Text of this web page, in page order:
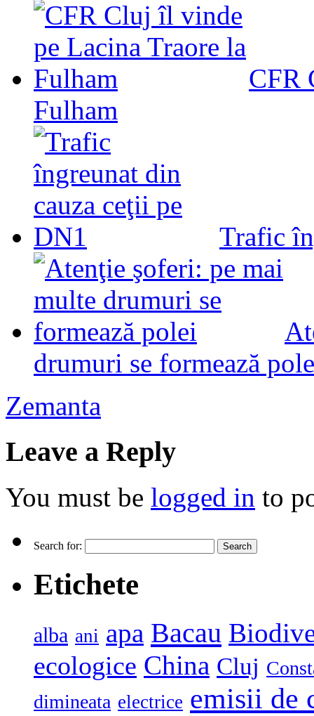
CFR
Fulham
Trafic
drumuri se formează
Zemanta
Leave a Reply
You must be logged in to
Search for:
Etichete
alba ani apa Bacau
ecologice China Cluj
dimineata electrice emisii de